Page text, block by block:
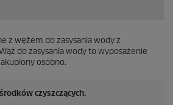
z wężem do zasysania wody z
do zasysania wody to wyposażenie
osobno.
czyszczących.